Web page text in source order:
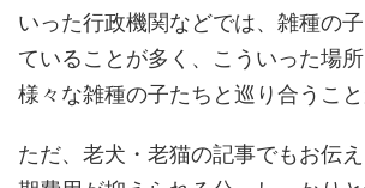
いった行政機関などでは、雑種の
ていることが多く、こういった場
様々な雑種の子たちと巡り合うこと
ただ、老犬・老猫の記事でもお伝